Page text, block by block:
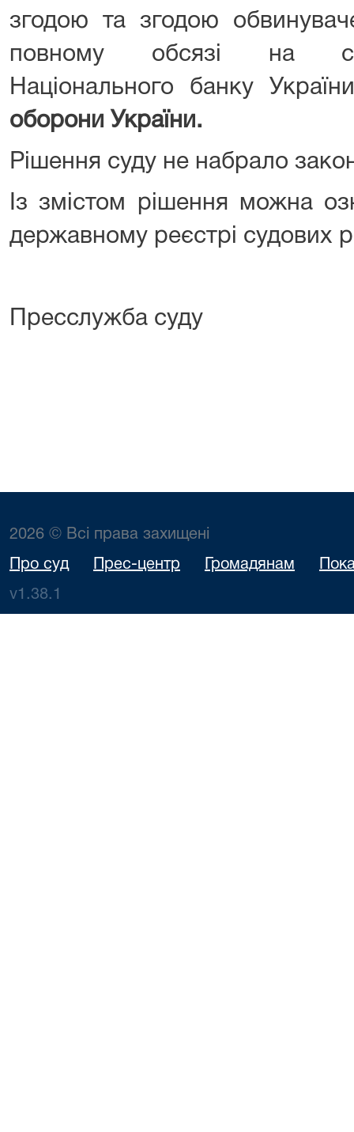
згодою та згодою
повному обсязі на
Національного банку
оборони України.
Рішення суду не набрало
Із змістом рішення можна
державному реєстрі судових
Пресслужба суду
2026 © Всі права захищені
Про суд Прес-центр Громадянам
v1.38.1